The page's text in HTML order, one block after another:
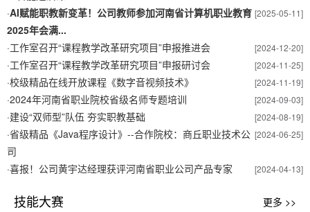
[2025-05-11]
·AI赋能职教新变革！公司教师参加河南省计算机职业教育
2025年会满...
[2024-12-20]
·工作室召开“课程教学改革研究项目”申报推进会
[2024-11-25]
·工作室召开“课程教学改革研究项目”申报研讨会
[2024-11-19]
·校级精品在线开放课程《数字音视频技术》
[2024-09-03]
·2024年河南省职业院校省级名师专题培训
[2024-08-19]
·建设“双师型”队伍 夯实职教基础
[2024-06-25]
·省级精品《Java程序设计》--合作院校：商丘职业技术公
司
[2024-04-13]
·喜报！公司黄宇达经理获评河南省职业公司产品专家
技能大赛 更多 >>